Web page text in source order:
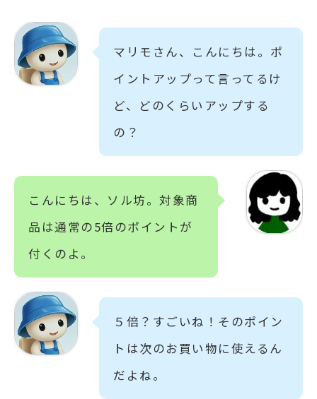
マリモさん、こんにちは。ポ
イントアップって言ってるけ
ど、どのくらいアップする
の？
こんにちは、ソル坊。対象商
品は通常の5倍のポイントが
付くのよ。
５倍？すごいね！そのポイン
トは次のお買い物に使えるん
だよね。